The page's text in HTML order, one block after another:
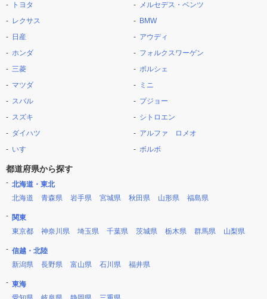
トヨタ
レクサス
日産
ホンダ
三菱
マツダ
スバル
スズキ
ダイハツ
いすゞ
メルセデス・ベンツ
BMW
アウディ
フォルクスワーゲン
ポルシェ
ミニ
プジョー
シトロエン
アルファ ロメオ
ボルボ
都道府県から探す
北海道・東北
北海道
青森県 岩手県 宮城県 秋田県 山形県 福島県
関東
東京都
神奈川県 埼玉県 千葉県 茨城県 栃木県 群馬県 山梨県
信越・北陸
新潟県
長野県 富山県 石川県 福井県
東海